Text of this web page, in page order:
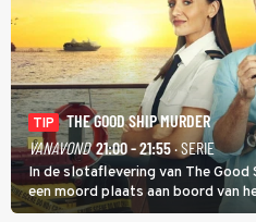
TIP
THE GOOD SHIP MURDER
VANAVOND 21:00 - 21:55· SERIE
In de slotaflevering van The Good
een moord plaats aan boord van
een bemanningslid het